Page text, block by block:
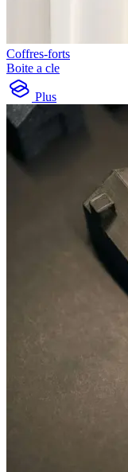
Coffres-forts
Boite a cle
Plus